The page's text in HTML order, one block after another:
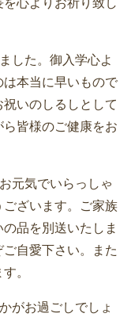
した。御入学心よ
は本当に早いもので
いのしるしとして
皆様のご健康をお
元気でいらっしゃ
ざいます。ご家族
品を別送いたしま
自愛下さい。また
。
がお過ごしでしょ